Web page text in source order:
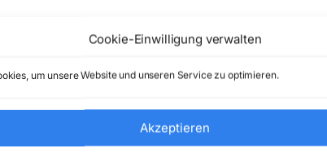
Cookie-Einwilligung verwalten
um unsere Website und unseren Service zu optimieren.
Akzeptieren